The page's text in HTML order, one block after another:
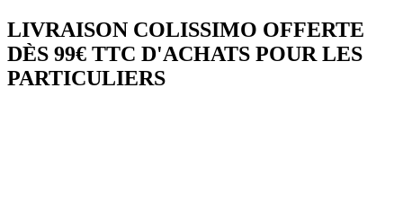
LIVRAISON COLISSIMO OFFERTE
DÈS 99€ TTC D'ACHATS POUR LES
PARTICULIERS